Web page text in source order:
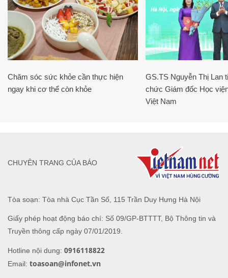
Chăm sóc sức khỏe cần thực hiện
ngay khi cơ thể còn khỏe
GS.TS Nguyễn Thị Lan
chức Giám đốc Học
Việt Nam
Tòa soạn: Tòa nhà Cục Tần Số, 115 Trần Duy Hưng Hà Nội
Giấy phép hoạt động báo chí: Số 09/GP-BTTTT, Bộ Thông tin và
Truyền thông cấp ngày 07/01/2019.
Hotline nội dung: 0916118822
Email: toasoan@infonet.vn
CHUYÊN TRANG CỦA BÁO